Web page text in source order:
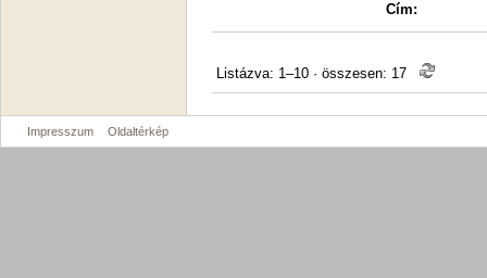
Cím:
Listázva: 1–10 · összesen: 17
Impresszum Oldaltérkép